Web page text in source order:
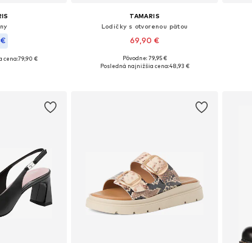
€
39, 40, 41, 42
cena:79,90 €
TAMARIS
Lodičky s otvorenou pätou
69,90 €
Dostupné veľkosti: 36, 37, 38, 39, 40, 41
Pôvodne: 79,95 €
Posledná najnižšia cena:48,93 €